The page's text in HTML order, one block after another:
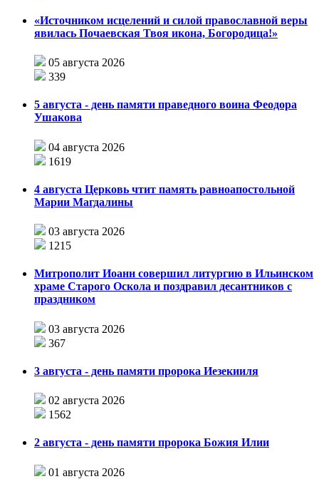
«Источником исцелений и силой православной веры
явилась Почаевская Твоя икона, Богородица!»
05 августа 2026
339
5 августа - день памяти праведного воина Феодора
Ушакова
04 августа 2026
1619
4 августа Церковь чтит память равноапостольной
Марии Магдалины
03 августа 2026
1215
Митрополит Иоанн совершил литургию в Ильинском
храме Старого Оскола и поздравил десантников с
праздником
03 августа 2026
367
3 августа - день памяти пророка Иезекииля
02 августа 2026
1562
2 августа - день памяти пророка Божия Илии
01 августа 2026